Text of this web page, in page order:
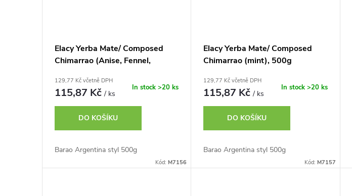
Elacy Yerba Mate/ Composed
Chimarrao (Anise, Fennel,
Lemongrass) 500g
129,77 Kč včetně DPH
115,87 Kč/ ks
In stock>20 ks
DO KOŠÍKU
Barao Argentina styl 500g
Kód: M7156
Elacy Yerba Mate/ Composed
Chimarrao (mint), 500g
129,77 Kč včetně DPH
115,87 Kč/ ks
In stock >20 ks
DO KOŠÍKU
Barao Argentina styl 500g
Kód: M7157